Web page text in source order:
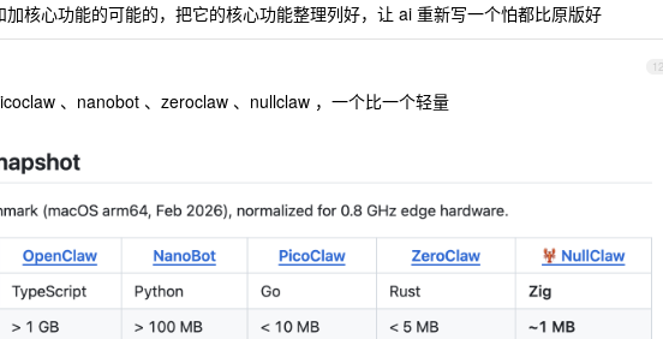
核心功能的可能的，把它的核心功能整理列好，让 ai 重新写一个怕都比原版好
12
、nanobot 、zeroclaw 、nullclaw ，一个比一个轻量